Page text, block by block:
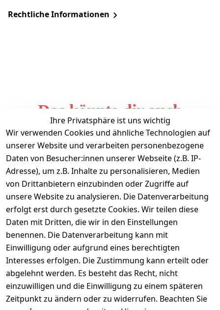
Rechtliche Informationen
Das könnte dir auch
gefallen
Ihre Privatsphäre ist uns wichtig
Wir verwenden Cookies und ähnliche Technologien auf
unserer Website und verarbeiten personenbezogene
Daten von Besucher:innen unserer Webseite (z.B. IP-
Adresse), um z.B. Inhalte zu personalisieren, Medien
von Drittanbietern einzubinden oder Zugriffe auf
unsere Website zu analysieren. Die Datenverarbeitung
erfolgt erst durch gesetzte Cookies. Wir teilen diese
Daten mit Dritten, die wir in den Einstellungen
benennen. Die Datenverarbeitung kann mit
Einwilligung oder aufgrund eines berechtigten
Interesses erfolgen. Die Zustimmung kann erteilt oder
abgelehnt werden. Es besteht das Recht, nicht
einzuwilligen und die Einwilligung zu einem späteren
Zeitpunkt zu ändern oder zu widerrufen. Beachten Sie
Informationen
Mein Konto
Vertrag widerrufen